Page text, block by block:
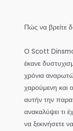
Πώς να βρείτε
Ο Scott
έκανε
χρόνια
χαρούμενη και
αυτήν την
ανακαλύψει τι
να ξεκινήσετε